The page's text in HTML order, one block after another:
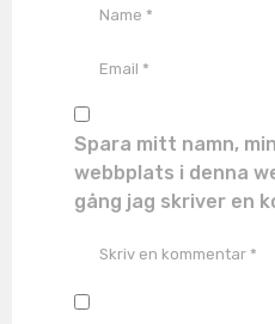
Spara mitt namn,
webbplats i denna
gång jag skriver en